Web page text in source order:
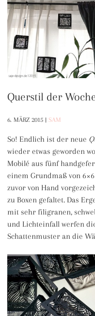
Querstil der
6. MÄRZ 2015 | SAM
So! Endlich ist der neue
wieder etwas geworden
Mobilé aus fünf
einem Grundmaß von
zuvor von Hand
zu Boxen gefaltet. Das
mit sehr filigranen,
und Lichteinfall werfen
Schattenmuster an die